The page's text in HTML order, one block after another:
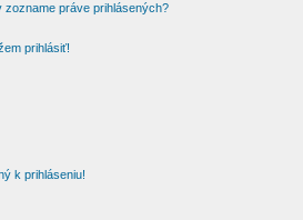
zozname práve prihlásených?
prihlásiť!
k prihláseniu!